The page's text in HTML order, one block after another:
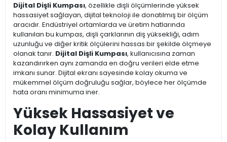
Dijital Dişli Kumpası, özellikle dişli ölçümlerinde yüksek
hassasiyet sağlayan, dijital teknoloji ile donatılmış bir ölçüm
aracıdır. Endüstriyel ortamlarda ve üretim hatlarında
kullanılan bu kumpas, dişli çarklarının diş yüksekliği, adım
uzunluğu ve diğer kritik ölçülerini hassas bir şekilde ölçmeye
olanak tanır. Dijital Dişli Kumpası, kullanıcısına zaman
kazandırırken aynı zamanda en doğru verileri elde etme
imkanı sunar. Dijital ekranı sayesinde kolay okuma ve
mükemmel ölçüm doğruluğu sağlar, böylece her ölçümde
hata oranı minimuma iner.
Yüksek Hassasiyet ve
Kolay Kullanım